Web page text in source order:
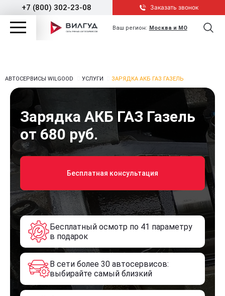
+7 (800) 302-23-08 Заказать звонок
Ваш регион: Москва и МО
АВТОСЕРВИСЫ WILGOOD УСЛУГИ ЗАРЯДКА АКБ ГАЗ ГАЗЕЛЬ
Зарядка АКБ ГАЗ Газель
от 680 руб.
Бесплатная консультация
Бесплатный осмотр по 41 параметру
в подарок
В сети более 30 автосервисов:
выбирайте самый близкий